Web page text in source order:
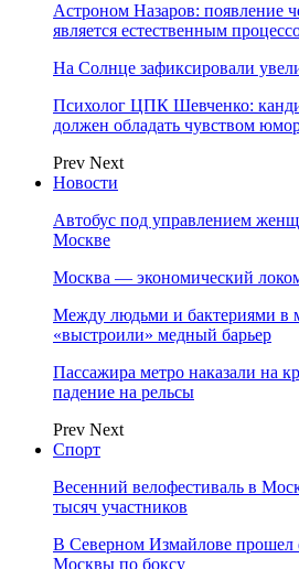
Астроном Назаров: появление
является естественным
На Солнце зафиксировали
Психолог ЦПК Шевченко:
должен обладать чувством
Prev Next
Новости
Автобус под управлением
Москве
Москва — экономический
Между людьми и бактериями в
«выстроили» медный барьер
Пассажира метро наказали на
падение на рельсы
Prev Next
Спорт
Весенний велофестиваль в
тысяч участников
В Северном Измайлове прошел
Москвы по боксу